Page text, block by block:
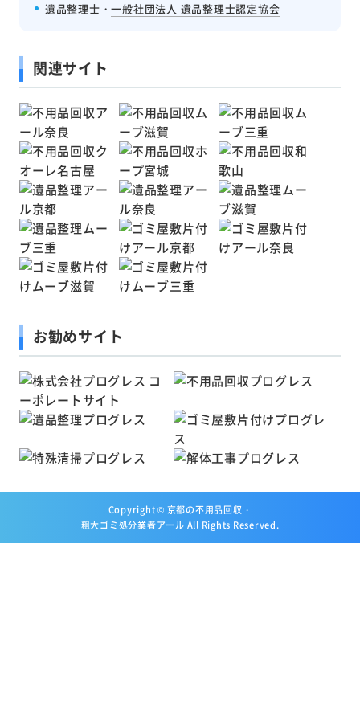
遺品整理士・一般社団法人 遺品整理士認定協会
関連サイト
お勧めサイト
Copyright © 京都の不用品回収・
粗大ゴミ処分業者アール All Rights Reserved.